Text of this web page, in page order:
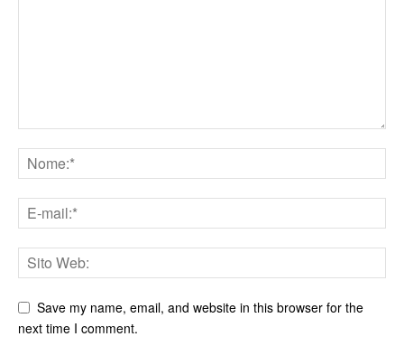
Save my name, email, and website in this browser for the
next time I comment.